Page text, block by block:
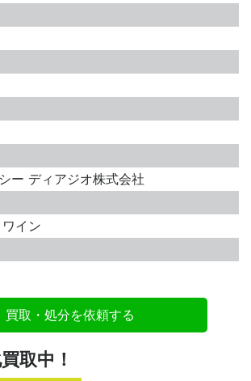
ー ディアジオ株式会社
イン
買取・処分を依頼する
取中！